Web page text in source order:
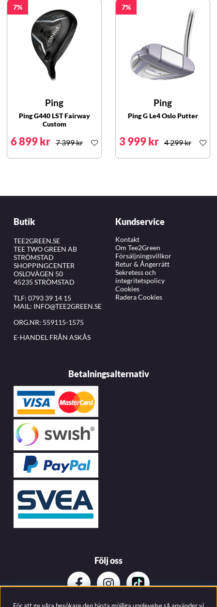
7
Ping
Ping G440 LST Fairway
Custom
6 899 kr 7 399 kr
7
Ping
Ping G Le4 Oslo Putter
3 999 kr 4 299 kr
Butik
TEE2GREEN.SE
TEE TWO GREEN AB
STRÖMSTAD
SHOPPINGCENTER
OSLOVÄGEN 50
45235 STRÖMSTAD
TLF: 0793 39 14 15
MAIL: INFO@TEE2GREEN.SE
ORG.NR: 559115-1575
E-HANDEL FRÅN ASKÅS
Kundservice
Kontakt
Om Tee2Green
Försäljningsvillkor
Retur & Ångerrätt
Sekretess och
integritetspolicy
Cookies
Radera Cookies
Betalningsalternativ
Följ oss